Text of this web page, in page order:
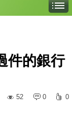
件的銀行
52
0 0